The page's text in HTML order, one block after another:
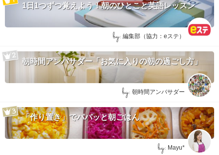
1日1つずつ覚えよう！朝のひとこと英語レッスン
by: 編集部（協力：eステ）
朝時間アンバサダー「お気に入りの朝の過ごし方」
by: 朝時間アンバサダー
「作り置き」でパパッと朝ごはん
by: Mayu*